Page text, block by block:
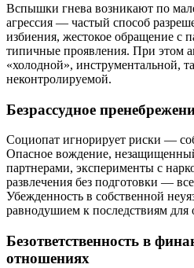
Вспышки гнева возникают по
агрессия — частый способ
избиения, жестокое обращение с
типичные проявления. При этом
«холодной», инструментальной,
неконтролируемой.
Безрассудное
Социопат игнорирует риски —
Опасное вождение,
партнерами, эксперименты с
развлечения без подготовки —
Убежденность в собственной
равнодушием к последствиям
Безответственность в
отношениях